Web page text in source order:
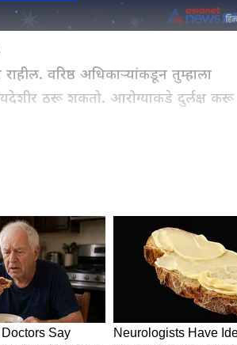
वरिष्ठ अधिकाऱ्यांकडून तुम्हाला
ठरू शकतो. आरोग्याकडे दुर्लक्ष करू
Vastu Tips: मुख्य दरवाजातून करकर
आवाज येतोय? हे आहे मोठ्या संकटाचं
लक्षण!